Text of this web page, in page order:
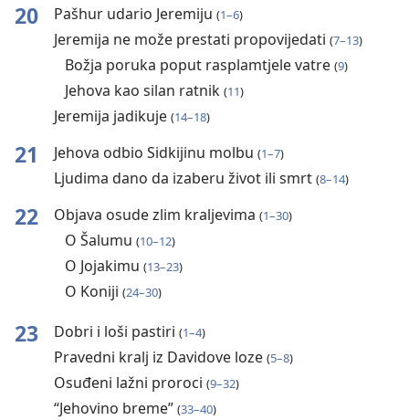
20 Pašhur udario Jeremiju (1⁠–⁠6)
Jeremija ne može prestati propovijedati (7⁠–⁠13)
Božja poruka poput rasplamtjele vatre (9)
Jehova kao silan ratnik (11)
Jeremija jadikuje (14⁠–⁠18)
21 Jehova odbio Sidkijinu molbu (1⁠–⁠7)
Ljudima dano da izaberu život ili smrt (8⁠–⁠14)
22 Objava osude zlim kraljevima (1⁠–⁠30)
O Šalumu (10⁠–⁠12)
O Jojakimu (13⁠–⁠23)
O Koniji (24⁠–⁠30)
23 Dobri i loši pastiri (1⁠–⁠4)
Pravedni kralj iz Davidove loze (5⁠–⁠8)
Osuđeni lažni proroci (9⁠–⁠32)
“Jehovino breme” (33⁠–⁠40)